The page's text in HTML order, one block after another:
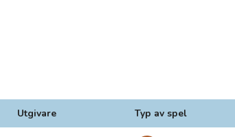
Utgivare Typ av spel